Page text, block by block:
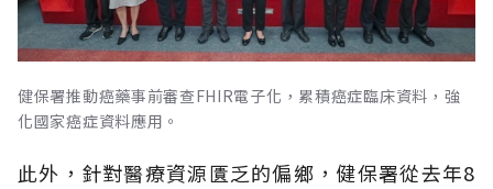
健保署推動癌藥事前審查FHIR電子化，累積癌症臨床資料，強
化國家癌症資料應用。
此外，針對醫療資源匱乏的偏鄉，健保署從去年8